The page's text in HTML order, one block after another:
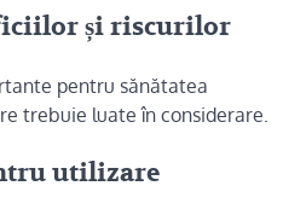
și riscurilor
pentru sănătatea
trebuie luate în considerare.
utilizare